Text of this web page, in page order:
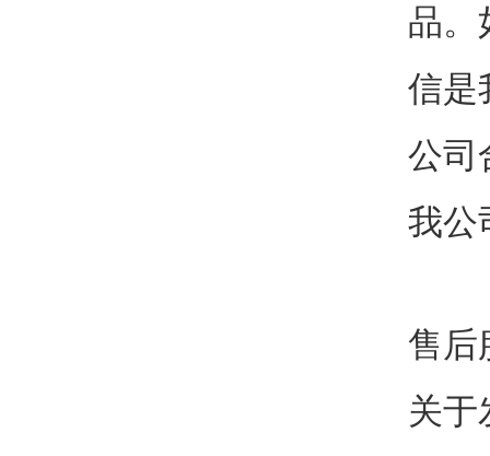
品。
信是
公司
我公
售后
关于